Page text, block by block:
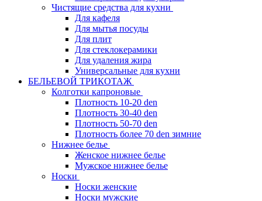
Чистящие средства для кухни
Для кафеля
Для мытья посуды
Для плит
Для стеклокерамики
Для удаления жира
Универсальные для кухни
БЕЛЬЕВОЙ ТРИКОТАЖ
Колготки капроновые
Плотность 10-20 den
Плотность 30-40 den
Плотность 50-70 den
Плотность более 70 den зимние
Нижнее белье
Женское нижнее белье
Мужское нижнее белье
Носки
Носки женские
Носки мужские